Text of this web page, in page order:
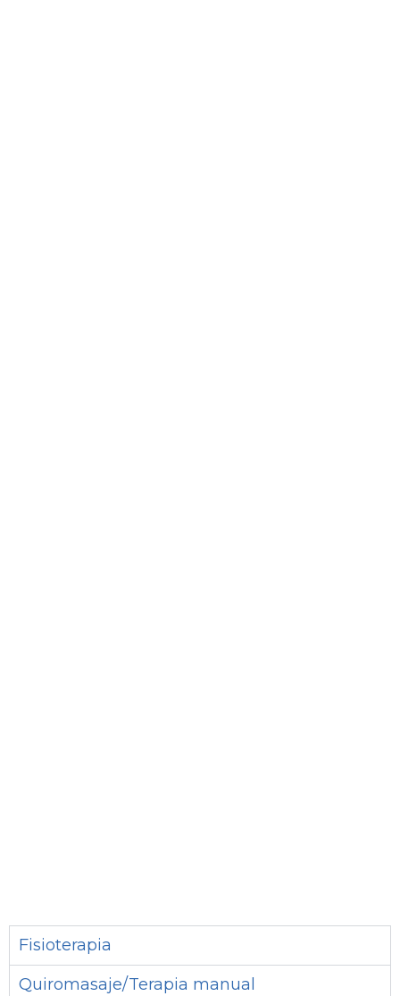
Fisioterapia
Quiromasaje/Terapia manual